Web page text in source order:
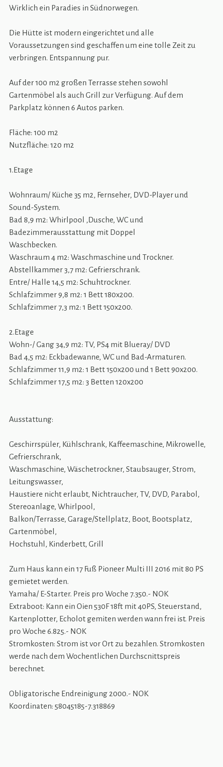
Wirklich ein Paradies in Südnorwegen.
Die Hütte ist modern eingerichtet und alle
Voraussetzungen sind geschaffen um eine tolle Zeit zu
verbringen. Entspannung pur.
Auf der 100 m2 großen Terrasse stehen sowohl
Gartenmöbel als auch Grill zur Verfügung. Auf dem
Parkplatz können 6 Autos parken.
Fläche: 100 m2
Nutzfläche: 120 m2
1.Etage
Wohnraum/ Küche 35 m2, Fernseher, DVD-Player und
Sound-System.
Bad 8,9 m2: Whirlpool ,Dusche, WC und
Badezimmerausstattung mit Doppel
Waschbecken.
Waschraum 4 m2: Waschmaschine und Trockner.
Abstellkammer 3,7 m2: Gefrierschrank.
Entre/ Halle 14,5 m2: Schuhtrockner.
Schlafzimmer 9,8 m2: 1 Bett 180x200.
Schlafzimmer 7,3 m2: 1 Bett 150x200.
2.Etage
Wohn-/ Gang 34,9 m2: TV, PS4 mit Blueray/ DVD
Bad 4,5 m2: Eckbadewanne, WC und Bad-Armaturen.
Schlafzimmer 11,9 m2: 1 Bett 150x200 und 1 Bett 90x200.
Schlafzimmer 17,5 m2: 3 Betten 120x200
Ausstattung:
Geschirrspüler, Kühlschrank, Kaffeemaschine, Mikrowelle,
Gefrierschrank,
Waschmaschine, Wäschetrockner, Staubsauger, Strom,
Leitungswasser,
Haustiere nicht erlaubt, Nichtraucher, TV, DVD, Parabol,
Stereoanlage, Whirlpool,
Balkon/Terrasse, Garage/Stellplatz, Boot, Bootsplatz,
Gartenmöbel,
Hochstuhl, Kinderbett, Grill
Zum Haus kann ein 17 Fuß Pioneer Multi III 2016 mit 80 PS
gemietet werden.
Yamaha/ E-Starter. Preis pro Woche 7.350.- NOK
Extraboot: Kann ein Oien 530F 18ft mit 40PS, Steuerstand,
Kartenplotter, Echolot gemiten werden wann frei ist. Preis
pro Woche 6.825.- NOK
Stromkosten: Strom ist vor Ort zu bezahlen. Stromkosten
werde nach dem Wochentlichen Durchscnittspreis
berechnet.
Obligatorische Endreinigung 2000.- NOK
Koordinaten: 58045185-7.318869